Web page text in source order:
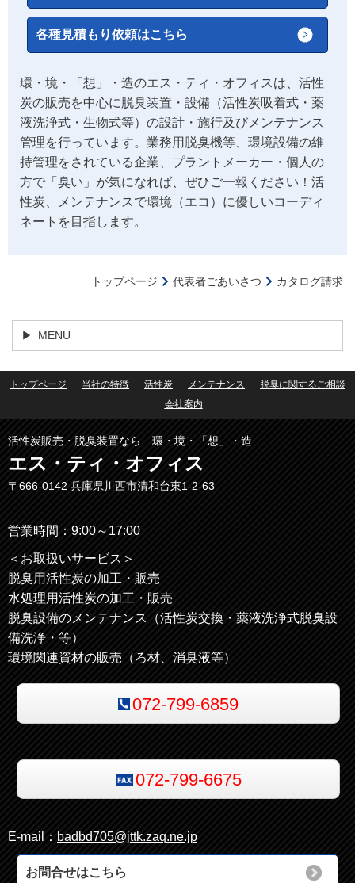
各種見積もり依頼はこちら
環・境・「想」・造のエス・ティ・オフィスは、活性
炭の販売を中心に脱臭装置・設備（活性炭吸着式・薬
液洗浄式・生物式等）の設計・施行及びメンテナンス
管理を行っています。業務用脱臭機等、環境設備の維
持管理をされている企業、プラントメーカー・個人の
方で「臭い」が気になれば、ぜひご一報ください！活
性炭、メンテナンスで環境（エコ）に優しいコーディ
ネートを目指します。
トップページ 代表者ごあいさつ カタログ請求
MENU
トップページ 当社の特徴 活性炭 メンテナンス
脱臭に関するご相談
会社案内
活性炭販売・脱臭装置なら 環・境・「想」・造
エス・ティ・オフィス
〒666-0142 兵庫県川西市清和台東1‐2‐63
営業時間：9:00～17:00
＜お取扱いサービス＞
脱臭用活性炭の加工・販売
水処理用活性炭の加工・販売
脱臭設備のメンテナンス（活性炭交換・薬液洗浄式脱臭設
備洗浄・等）
環境関連資材の販売（ろ材、消臭液等）
072-799-6859
072-799-6675
E-mail： badbd705@jttk.zaq.ne.jp
お問合せはこちら